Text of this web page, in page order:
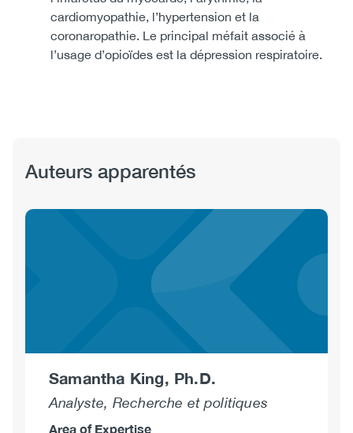
cardiomyopathie, l’hypertension et la
coronaropathie. Le principal méfait associé à
l’usage d’opioïdes est la dépression respiratoire.
Auteurs apparentés
Samantha King, Ph.D.
Analyste, Recherche et politiques
Area of Expertise